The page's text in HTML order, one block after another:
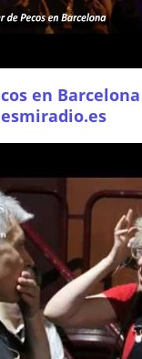
en